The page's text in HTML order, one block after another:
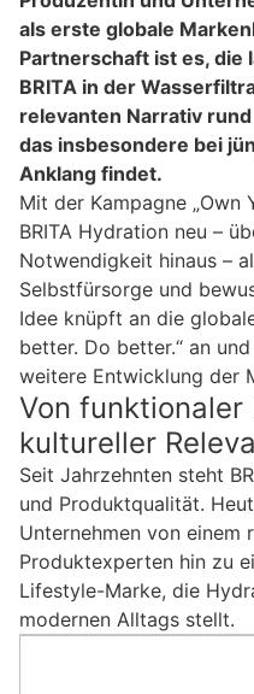
als erste globale
Partnerschaft ist es, die
BRITA in der
relevanten Narrativ
das insbesondere bei
Anklang findet.
Mit der Kampagne „Own
BRITA Hydration neu –
Notwendigkeit hinaus –
Selbstfürsorge und
Idee knüpft an die
better. Do better.“ an
weitere Entwicklung der
Von funktionaler
kultureller
Seit Jahrzehnten steht
und Produktqualität.
Unternehmen von einem
Produktexperten hin zu
Lifestyle-Marke, die
modernen Alltags stellt.